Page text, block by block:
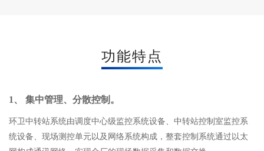
功能特点
1、 集中管理、分散控制。
环卫中转站系统由调度中心级监控系统设备、中转站控制室监控系
统设备、现场测控单元以及网络系统构成，整套控制系统通过以太